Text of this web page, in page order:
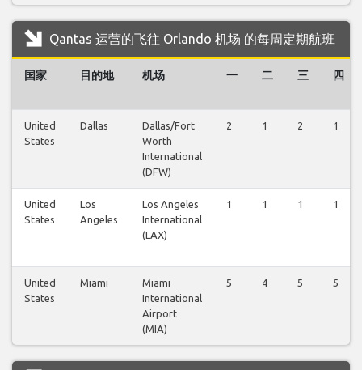
Qantas 运营的飞往 Orlando 机场 的每周定期航班
国家 目的地 机场 一 二 三 四
United
States
Dallas
Dallas/Fort
Worth
International
(DFW)
2 1 2 1
United
States
Los
Angeles
Los Angeles
International
(LAX)
1 1 1 1
United
States
Miami
Miami
International
Airport
(MIA)
5 4 5 5